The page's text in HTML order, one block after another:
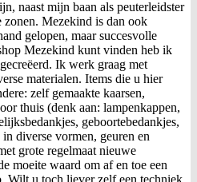
naast mijn baan als peuterleidster
zonen. Mezekind is dan ook
gelopen, maar succesvolle
Mezekind kunt vinden heb ik
Ik werk graag met
materialen. Items die u hier
zelf gemaakte kaarsen,
thuis (denk aan: lampenkappen,
geboortebedankjes,
diverse vormen, geuren en
grote regelmaat nieuwe
moeite waard om af en toe een